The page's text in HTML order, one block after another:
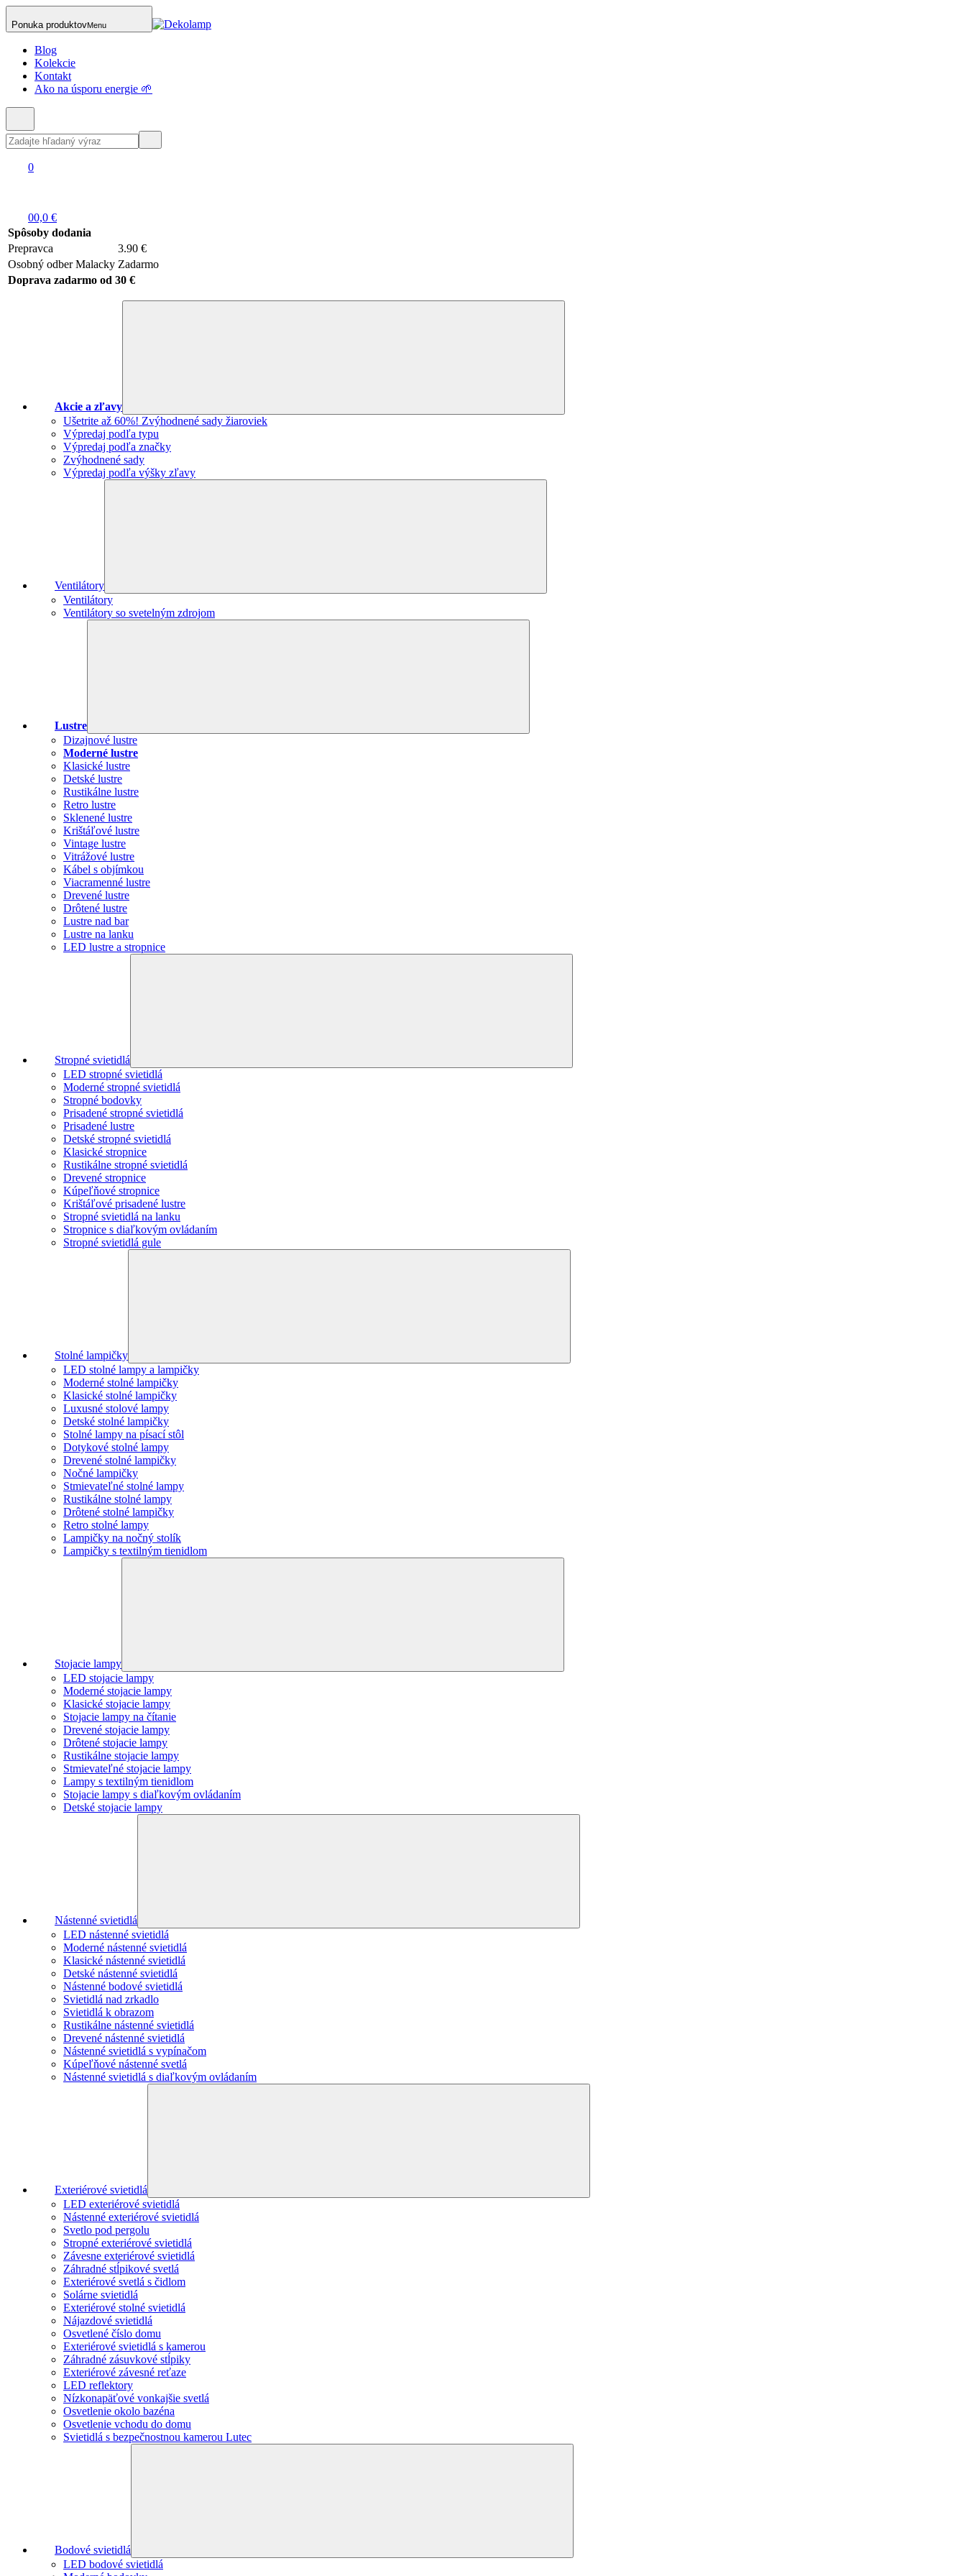
Ponuka produktovMenu
Blog
Kolekcie
Kontakt
Ako na úsporu energie 🌱
0
00,0 €
Spôsoby dodania
Prepravca
3.90 €
Osobný odber Malacky Zadarmo
Doprava zadarmo od 30 €
Akcie a zľavy
Ušetrite až 60%! Zvýhodnené sady žiaroviek
Výpredaj podľa typu
Výpredaj podľa značky
Zvýhodnené sady
Výpredaj podľa výšky zľavy
Ventilátory
Ventilátory
Ventilátory so svetelným zdrojom
Lustre
Dizajnové lustre
Moderné lustre
Klasické lustre
Detské lustre
Rustikálne lustre
Retro lustre
Sklenené lustre
Krištáľové lustre
Vintage lustre
Vitrážové lustre
Kábel s objímkou
Viacramenné lustre
Drevené lustre
Drôtené lustre
Lustre nad bar
Lustre na lanku
LED lustre a stropnice
Stropné svietidlá
LED stropné svietidlá
Moderné stropné svietidlá
Stropné bodovky
Prisadené stropné svietidlá
Prisadené lustre
Detské stropné svietidlá
Klasické stropnice
Rustikálne stropné svietidlá
Drevené stropnice
Kúpeľňové stropnice
Krištáľové prisadené lustre
Stropné svietidlá na lanku
Stropnice s diaľkovým ovládaním
Stropné svietidlá gule
Stolné lampičky
LED stolné lampy a lampičky
Moderné stolné lampičky
Klasické stolné lampičky
Luxusné stolové lampy
Detské stolné lampičky
Stolné lampy na písací stôl
Dotykové stolné lampy
Drevené stolné lampičky
Nočné lampičky
Stmievateľné stolné lampy
Rustikálne stolné lampy
Drôtené stolné lampičky
Retro stolné lampy
Lampičky na nočný stolík
Lampičky s textilným tienidlom
Stojacie lampy
LED stojacie lampy
Moderné stojacie lampy
Klasické stojacie lampy
Stojacie lampy na čítanie
Drevené stojacie lampy
Drôtené stojacie lampy
Rustikálne stojacie lampy
Stmievateľné stojacie lampy
Lampy s textilným tienidlom
Stojacie lampy s diaľkovým ovládaním
Detské stojacie lampy
Nástenné svietidlá
LED nástenné svietidlá
Moderné nástenné svietidlá
Klasické nástenné svietidlá
Detské nástenné svietidlá
Nástenné bodové svietidlá
Svietidlá nad zrkadlo
Svietidlá k obrazom
Rustikálne nástenné svietidlá
Drevené nástenné svietidlá
Nástenné svietidlá s vypínačom
Kúpeľňové nástenné svetlá
Nástenné svietidlá s diaľkovým ovládaním
Exteriérové svietidlá
LED exteriérové svietidlá
Nástenné exteriérové svietidlá
Svetlo pod pergolu
Stropné exteriérové svietidlá
Závesne exteriérové svietidlá
Záhradné stĺpikové svetlá
Exteriérové svetlá s čidlom
Solárne svietidlá
Exteriérové stolné svietidlá
Nájazdové svietidlá
Osvetlené číslo domu
Exteriérové svietidlá s kamerou
Záhradné zásuvkové stĺpiky
Exteriérové závesné reťaze
LED reflektory
Nízkonapäťové vonkajšie svetlá
Osvetlenie okolo bazéna
Osvetlenie vchodu do domu
Svietidlá s bezpečnostnou kamerou Lutec
Bodové svietidlá
LED bodové svietidlá